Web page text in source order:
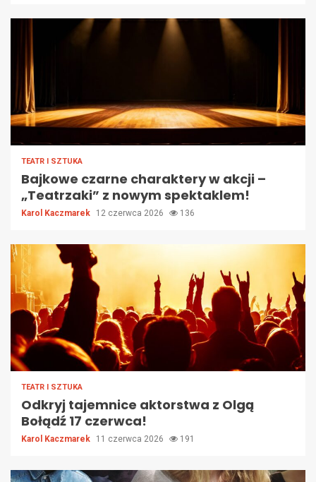
TEATR I SZTUKA
Bajkowe czarne charaktery w akcji –
„Teatrzaki” z nowym spektaklem!
Karol Kaczmarek 12 czerwca 2026 136
TEATR I SZTUKA
Odkryj tajemnice aktorstwa z Olgą
Bołądź 17 czerwca!
Karol Kaczmarek 11 czerwca 2026 191